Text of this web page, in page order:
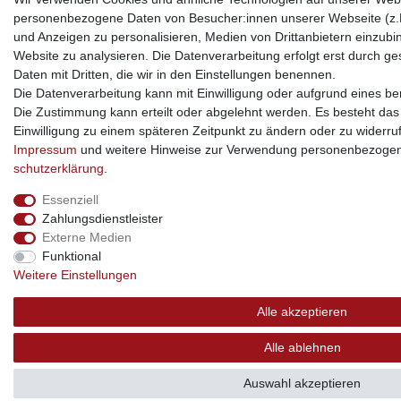
personenbezogene Daten von Besucher:innen unserer Webseite
und Anzeigen zu personalisieren, Medien von Drittanbietern
Website zu analysieren. Die Datenverarbeitung erfolgt erst durch
Daten mit Dritten, die wir in den Einstellungen benennen.
Die Datenverarbeitung kann mit Einwilligung oder aufgrund eines
Die Zustimmung kann erteilt oder abgelehnt werden. Es besteht
Einwilligung zu einem späteren Zeitpunkt zu ändern oder zu
Impressum und weitere Hinweise zur Verwendung
schutz­erklärung
Essenziell
Zahlungsdienstleister
Externe Medien
Funktional
Weitere Einstellungen
Alle akzeptieren
Alle ablehnen
Auswahl akzeptieren